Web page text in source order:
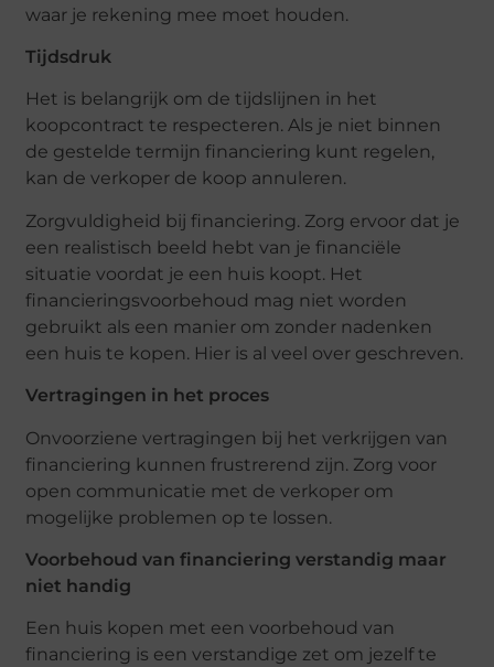
waar je rekening mee moet houden.
Tijdsdruk
Het is belangrijk om de tijdslijnen in het
koopcontract te respecteren. Als je niet binnen
de gestelde termijn financiering kunt regelen,
kan de verkoper de koop annuleren.
Zorgvuldigheid bij financiering. Zorg ervoor dat je
een realistisch beeld hebt van je financiële
situatie voordat je een huis koopt. Het
financieringsvoorbehoud mag niet worden
gebruikt als een manier om zonder nadenken
een huis te kopen. Hier is al veel over geschreven.
Vertragingen in het proces
Onvoorziene vertragingen bij het verkrijgen van
financiering kunnen frustrerend zijn. Zorg voor
open communicatie met de verkoper om
mogelijke problemen op te lossen.
Voorbehoud van financiering verstandig maar
niet handig
Een huis kopen met een voorbehoud van
financiering is een verstandige zet om jezelf te